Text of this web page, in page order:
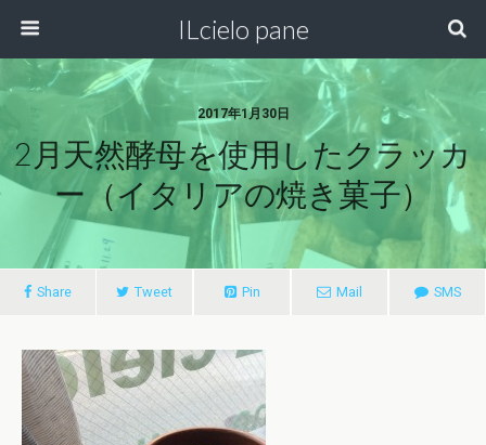
ILcielo pane
2017年1月30日
2月天然酵母を使用したクラッカ
ー（イタリアの焼き菓子）
Share Tweet Pin Mail SMS